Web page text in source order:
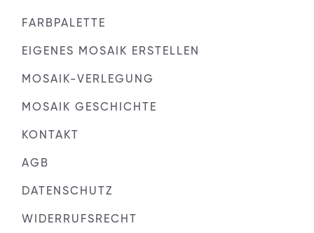
FARBPALETTE
EIGENES MOSAIK ERSTELLEN
MOSAIK-VERLEGUNG
MOSAIK GESCHICHTE
KONTAKT
AGB
DATENSCHUTZ
WIDERRUFSRECHT